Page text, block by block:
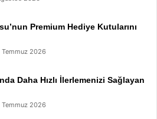
Premium Hediye Kutularını
Temmuz 2026
Daha Hızlı İlerlemenizi Sağlayan
Temmuz 2026